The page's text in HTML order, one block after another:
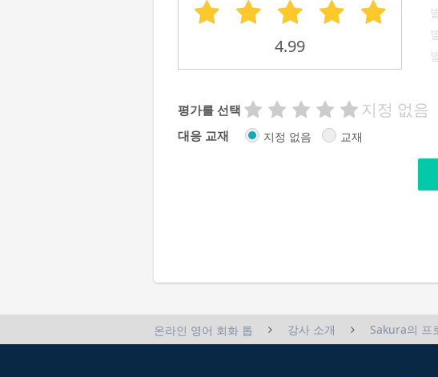
4.99
평가를 선택 지정 없음
대응 교재 지정 없음 교재
온라인 영어 회화 톱 강사 소개 Sakura의 프